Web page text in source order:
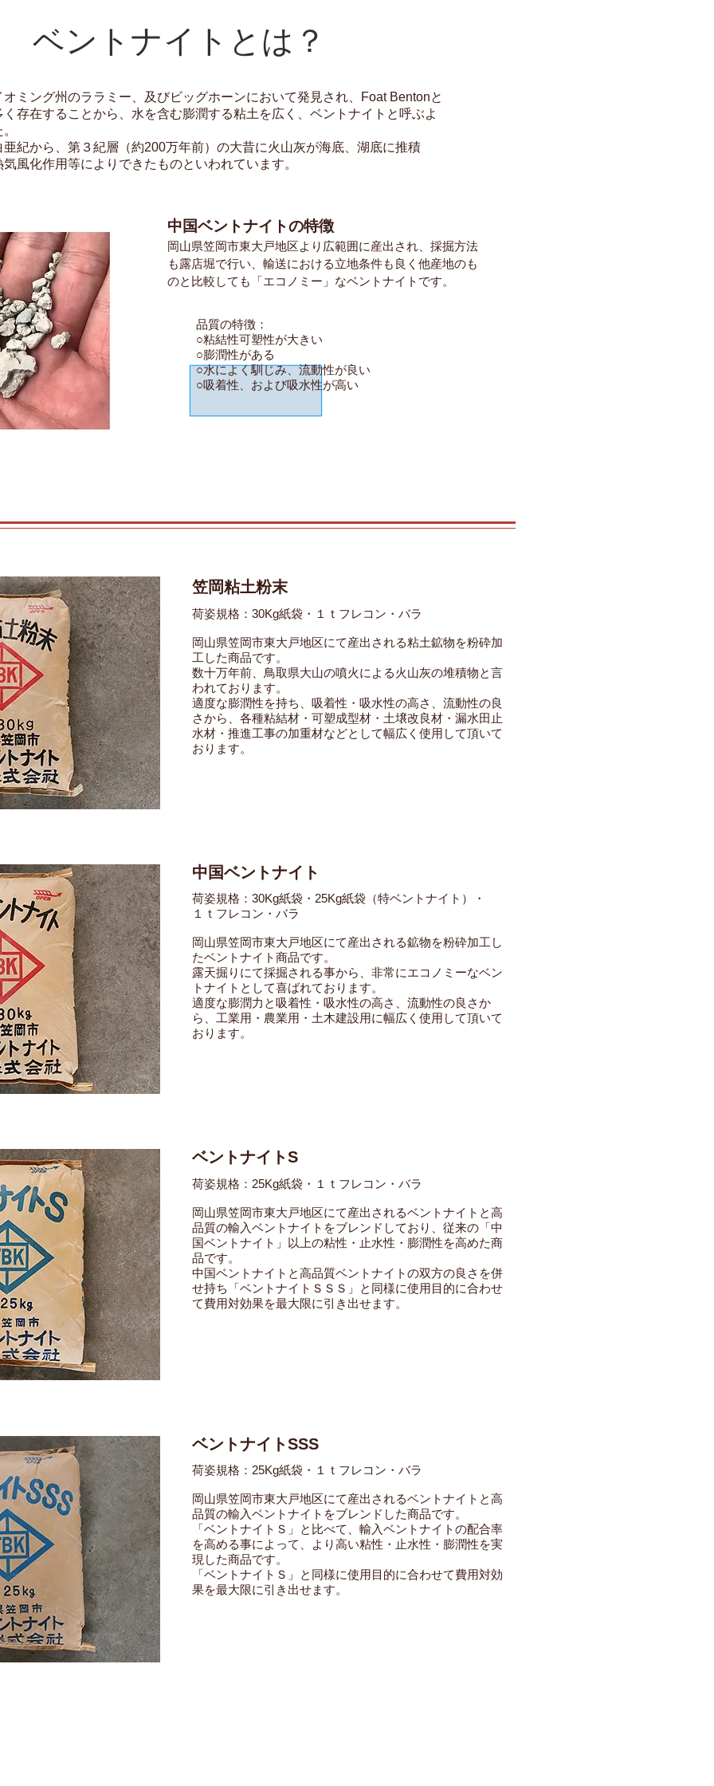
ベントナイトとは？
ミング州のララミー、及びビッグホーンにおいて発見され、Foat Bentonと
存在することから、水を含む膨潤する粘土を広く、ベントナイトと呼ぶよ
紀から、第３紀層（約200万年前）の大昔に火山灰が海底、湖底に推積
風化作用等によりできたものといわれています。
中国ベントナイトの特徴
岡山県笠岡市東大戸地区より広範囲に産出され、採掘方法
も露店堀で行い、輸送における立地条件も良く他産地のも
のと比較しても「エコノミー」なベントナイトです。
品質の特徴：
○粘結性可塑性が大きい
○膨潤性がある
○水によく馴じみ、流動性が良い
○吸着性、および吸水性が高い
笠岡粘土粉末
荷姿規格：30Kg紙袋・１ｔフレコン・バラ
岡山県笠岡市東大戸地区にて産出される粘土鉱物を粉砕加
工した商品です。
数十万年前、鳥取県大山の噴火による火山灰の堆積物と言
われております。
適度な膨潤性を持ち、吸着性・吸水性の高さ、流動性の良
さから、各種粘結材・可塑成型材・土壌改良材・漏水田止
水材・推進工事の加重材などとして幅広く使用して頂いて
おります。
中国ベントナイト
荷姿規格：30Kg紙袋・25Kg紙袋（特ベントナイト）・
１ｔフレコン・バラ
岡山県笠岡市東大戸地区にて産出される鉱物を粉砕加工し
たベントナイト商品です。
露天掘りにて採掘される事から、非常にエコノミーなベン
トナイトとして喜ばれております。
適度な膨潤力と吸着性・吸水性の高さ、流動性の良さか
ら、工業用・農業用・土木建設用に幅広く使用して頂いて
おります。
ベントナイトS
荷姿規格：25Kg紙袋・１ｔフレコン・バラ
岡山県笠岡市東大戸地区にて産出されるベントナイトと高
品質の輸入ベントナイトをブレンドしており、従来の「中
国ベントナイト」以上の粘性・止水性・膨潤性を高めた商
品です。
中国ベントナイトと高品質ベントナイトの双方の良さを併
せ持ち「ベントナイトＳＳＳ」と同様に使用目的に合わせ
て費用対効果を最大限に引き出せます。
ベントナイトSSS
荷姿規格：25Kg紙袋・１ｔフレコン・バラ
岡山県笠岡市東大戸地区にて産出されるベントナイトと高
品質の輸入ベントナイトをブレンドした商品です。
「ベントナイトＳ」と比べて、輸入ベントナイトの配合率
を高める事によって、より高い粘性・止水性・膨潤性を実
現した商品です。
「ベントナイトＳ」と同様に使用目的に合わせて費用対効
果を最大限に引き出せます。